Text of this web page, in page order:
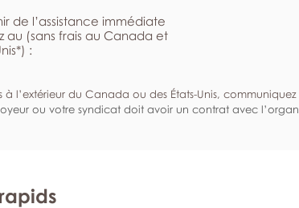
de l’assistance immédiate
au (sans frais au Canada et
:
à l’extérieur du Canada ou des États-Unis,
ou votre syndicat doit avoir un contrat avec